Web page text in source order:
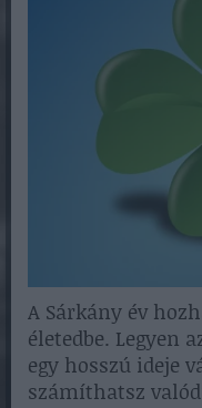
A Sárkány év
életedbe. Legyen
egy hosszú ideje
számíthatsz